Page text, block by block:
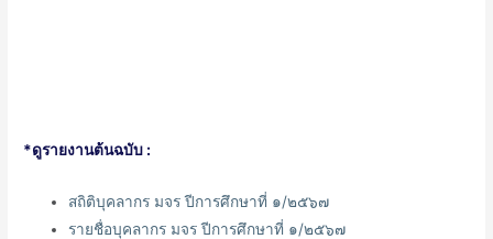
*ดูรายงานต้นฉบับ :
สถิติบุคลากร มจร ปีการศึกษาที่ ๑/๒๕๖๗
รายชื่อบุคลากร มจร ปีการศึกษาที่ ๑/๒๕๖๗